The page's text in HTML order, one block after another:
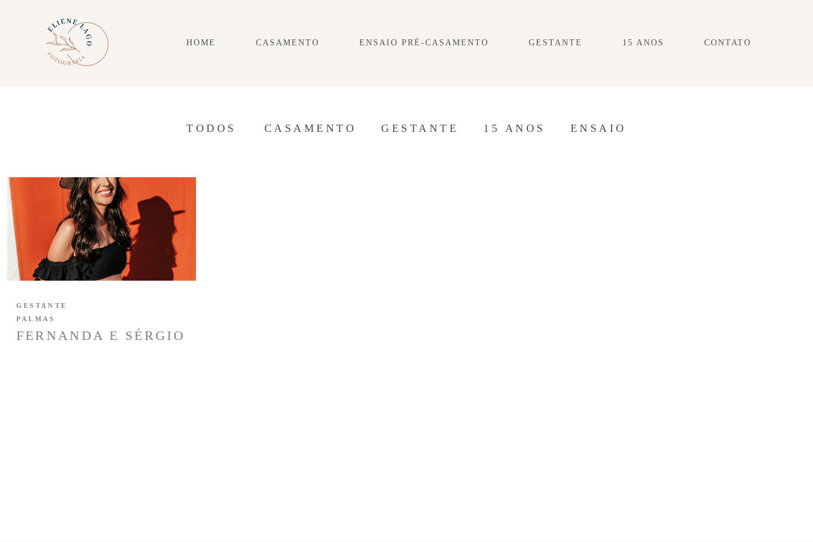
HOME CASAMENTO ENSAIO PRÉ-CASAMENTO GESTANTE 15 ANOS CONTATO
TODOS CASAMENTO GESTANTE 15 ANOS ENSAIO
FERNANDA E SÉRGIO
GESTANTE
PALMAS